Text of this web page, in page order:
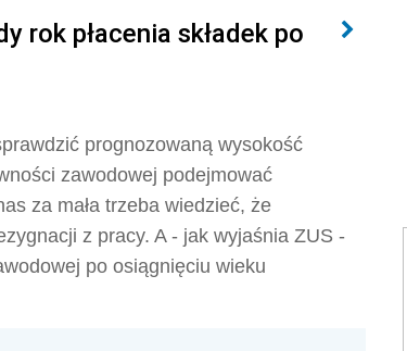
rok płacenia składek po
prognozowaną wysokość
zawodowej podejmować
za mała trzeba wiedzieć, że
z pracy. A - jak wyjaśnia ZUS -
po osiągnięciu wieku